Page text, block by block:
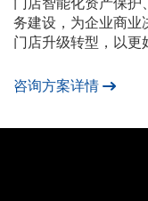
务建设，为企业商
门店升级转型，以更
咨询方案详情